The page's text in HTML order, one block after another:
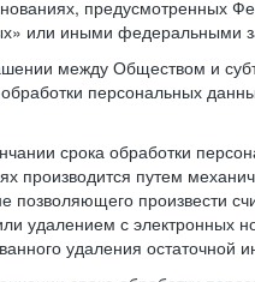
предусмотренных
или иными федеральными
между Обществом и
персональных
срока обработки
производится путем
позволяющего произвести
удалением с электронных
удаления остаточной